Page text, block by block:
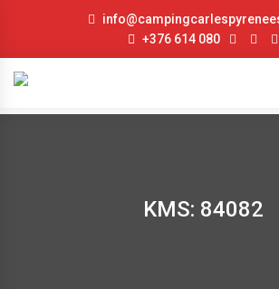
+376 614 080
KMS: 84082